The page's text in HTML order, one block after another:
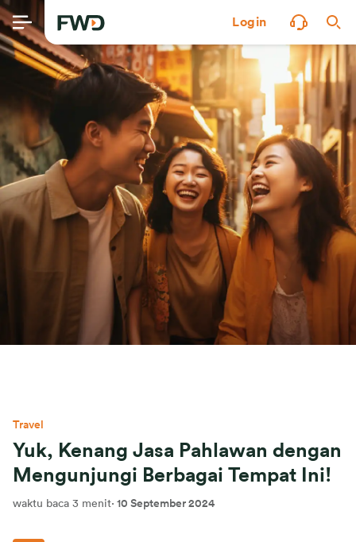
Login
Travel
Yuk, Kenang Jasa Pahlawan dengan
Mengunjungi Berbagai Tempat Ini!
waktu baca 3 menit· 10 September 2024